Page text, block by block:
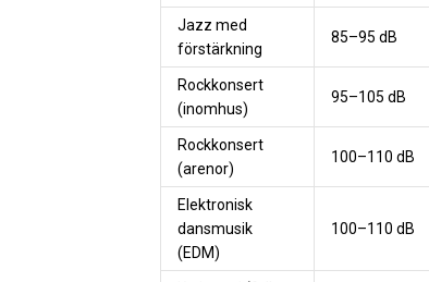
Jazz med
förstärkning
85–95 dB
Rockkonsert
(inomhus)
95–105 dB
Rockkonsert
(arenor)
100–110 dB
Elektronisk
dansmusik
(EDM)
100–110 dB